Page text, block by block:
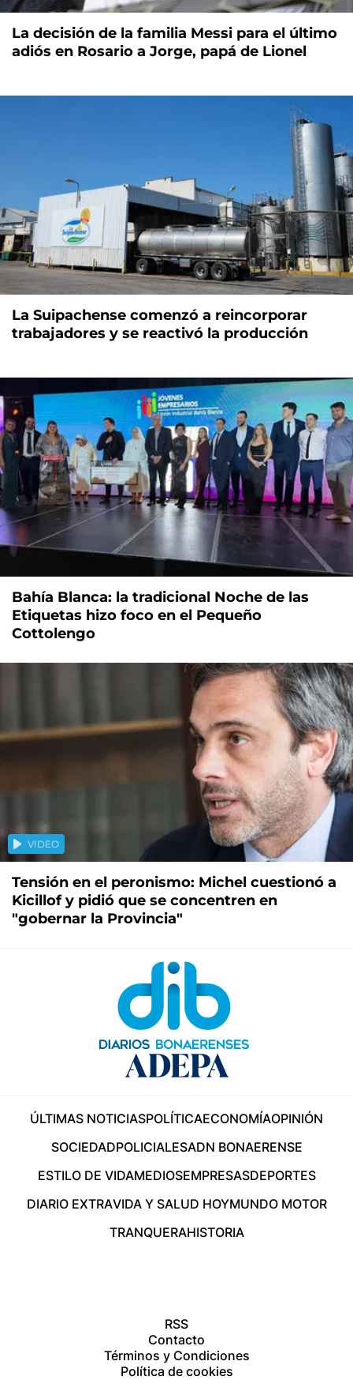
La decisión de la familia Messi para el último
adiós en Rosario a Jorge, papá de Lionel
La Suipachense comenzó a reincorporar
trabajadores y se reactivó la producción
Bahía Blanca: la tradicional Noche de las
Etiquetas hizo foco en el Pequeño
Cottolengo
VIDEO
Tensión en el peronismo: Michel cuestionó a
Kicillof y pidió que se concentren en
"gobernar la Provincia"
ÚLTIMAS NOTICIASPOLÍTICAECONOMÍAOPINIÓN
SOCIEDADPOLICIALESADN BONAERENSE
ESTILO DE VIDAMEDIOSEMPRESASDEPORTES
DIARIO EXTRAVIDA Y SALUD HOYMUNDO MOTOR
TRANQUERAHISTORIA
RSS
Contacto
Términos y Condiciones
Política de cookies